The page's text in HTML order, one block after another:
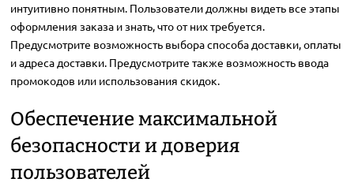
интуитивно понятным. Пользователи должны видеть все этапы
оформления заказа и знать, что от них требуется.
Предусмотрите возможность выбора способа доставки, оплаты
и адреса доставки. Предусмотрите также возможность ввода
промокодов или использования скидок.
Обеспечение максимальной
безопасности и доверия
пользователей